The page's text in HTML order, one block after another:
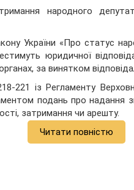
народного
України «Про статус
юридичної
за винятком
221 із Регламенту
подань про надання
затримання чи арешту.
Читати повністю